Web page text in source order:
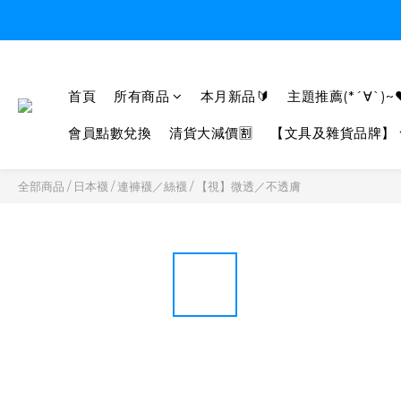
首頁 所有商品 本月新品🔰 主題推薦
會員點數兌換 清貨大減價🈹 【文具及雜貨品牌】
全部商品 / 日本襪 /連褲襪／絲襪 / 【視】微透／不透膚